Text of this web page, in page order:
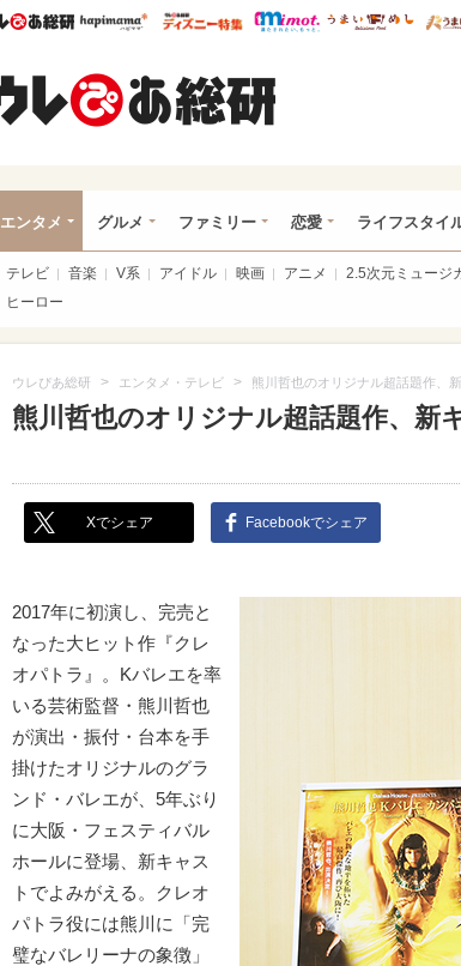
ウレぴあ総研ハピママ* ウレぴあ総研 ディズニー
mimot. うま
エンタメ グルメ ファミリー 恋愛 ライフスタイ
テレビ 音楽 V系 アイドル 映画 アニメ 2.5次元ミュージ
ヒーロー
ウレぴあ総研 > エンタメ・テレビ > 熊川哲也のオリジナル超話題作、
熊川哲也のオリジナル超話題作、新
Xでシェア Facebookでシェア
2017年に初演し、完売と
なった大ヒット作『クレ
オパトラ』。Kバレエを率
いる芸術監督・熊川哲也
が演出・振付・台本を手
掛けたオリジナルのグラ
ンド・バレエが、5年ぶり
に大阪・フェスティバル
ホールに登場、新キャス
トでよみがえる。クレオ
パトラ役には熊川に「完
璧なバレリーナの象徴」